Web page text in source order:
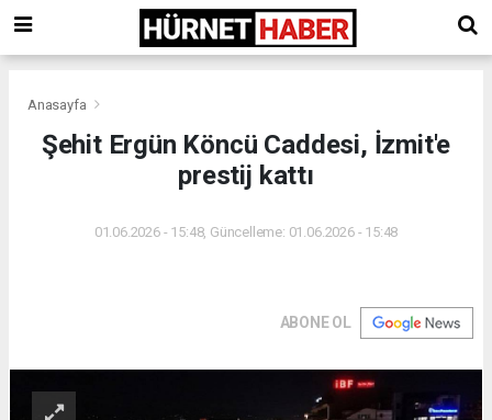
Anasayfa
Şehit Ergün Köncü Caddesi, İzmit'e
prestij kattı
01.06.2026 - 15:48, Güncelleme: 01.06.2026 - 15:48
ABONE OL